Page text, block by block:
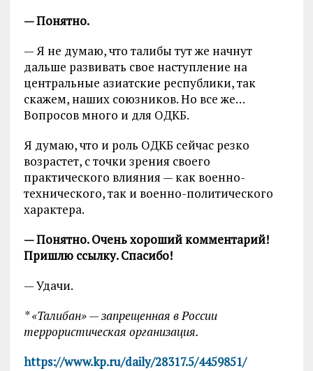
— Понятно.
— Я не думаю, что талибы тут же начнут
дальше развивать свое наступление на
центральные азиатские республики, так
скажем, наших союзников. Но все же…
Вопросов много и для ОДКБ.
Я думаю, что и роль ОДКБ сейчас резко
возрастет, с точки зрения своего
практического влияния — как военно-
технического, так и военно-политического
характера.
— Понятно. Очень хороший комментарий!
Пришлю ссылку. Спасибо!
— Удачи.
* «Талибан» — запрещенная в России
террористическая организация.
https://www.kp.ru/daily/28317.5/4459851/